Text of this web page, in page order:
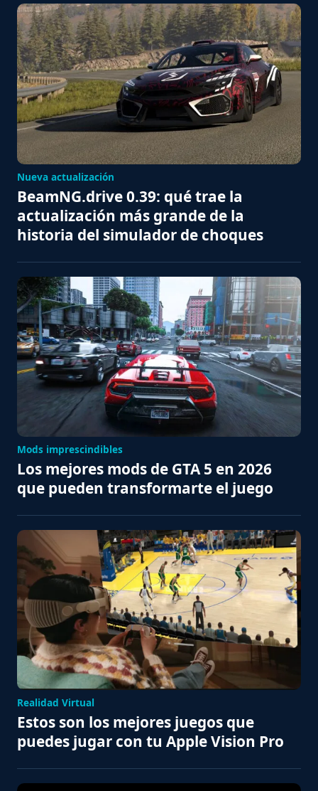
Nueva actualización
BeamNG.drive 0.39: qué trae la
actualización más grande de la
historia del simulador de choques
Mods imprescindibles
Los mejores mods de GTA 5 en 2026
que pueden transformarte el juego
Realidad Virtual
Estos son los mejores juegos que
puedes jugar con tu Apple Vision Pro